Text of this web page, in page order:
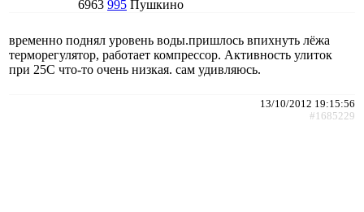
6963 995 Пушкино
временно поднял уровень воды.пришлось впихнуть лёжа
терморегулятор, работает компрессор. Активность улиток
при 25С что-то очень низкая. сам удивляюсь.
13/10/2012 19:15:56
#1685229